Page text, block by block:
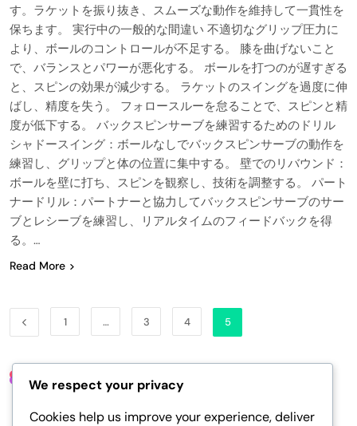
す。ラケットを振り抜き、スムーズな動作を維持して一貫性を
保ちます。 実行中の一般的な間違い 不適切なグリップ圧力に
より、ボールのコントロールが不足する。 膝を曲げないこと
で、バランスとパワーが悪化する。 ボールを打つのが遅すぎる
と、スピンの効果が減少する。 ラケットのスイングを過度に伸
ばし、精度を失う。 フォロースルーを怠ることで、スピンと精
度が低下する。 バックスピンサーブを練習するためのドリル
シャドースイング：ボールなしでバックスピンサーブの動作を
練習し、グリップと体の位置に集中する。 壁でのリバウンド：
ボールを壁に打ち、スピンを観察し、技術を調整する。 パート
ナードリル：パートナーと協力してバックスピンサーブのサー
ブとレシーブを練習し、リアルタイムのフィードバックを得
る。…
Read More
1 … 3 4 5
リンク
お問い合わせ
We respect your privacy
Cookies help us improve your experience, deliver